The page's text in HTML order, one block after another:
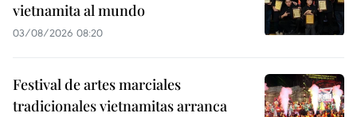
vietnamita al mundo
03/08/2026 08:20
Festival de artes marciales
tradicionales vietnamitas arranca